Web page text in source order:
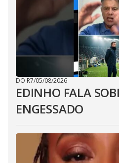
DO R7/05/08/2026
EDINHO FALA
ENGESSADO